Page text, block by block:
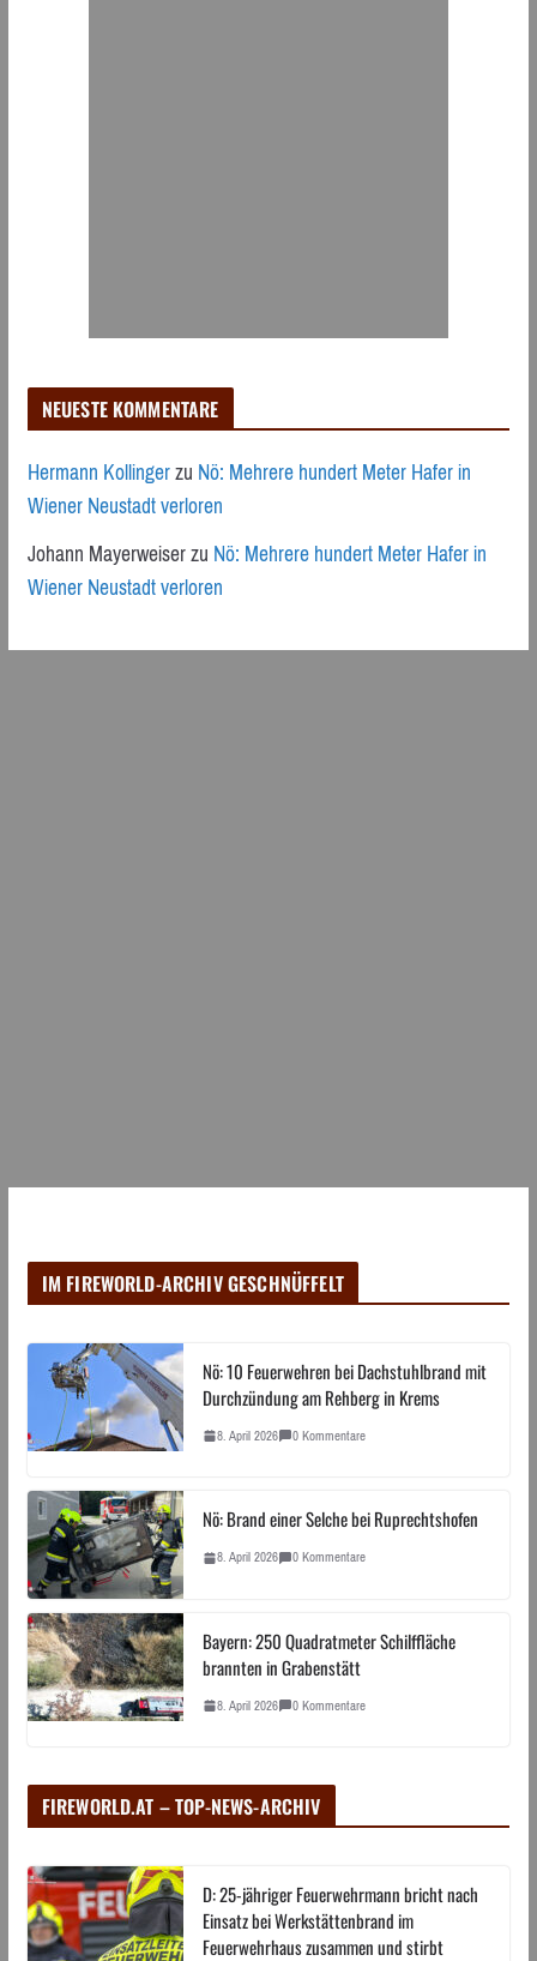
NEUESTE KOMMENTARE
Hermann KollingerzuNö: Mehrere hundert Meter Hafer in
Wiener Neustadt verloren
Johann MayerweiserzuNö: Mehrere hundert Meter Hafer in
Wiener Neustadt verloren
IM FIREWORLD-ARCHIV GESCHNÜFFELT
Nö: 10 Feuerwehren bei Dachstuhlbrand mit
Durchzündung am Rehberg in Krems
8. April 2026 0 Kommentare
Nö: Brand einer Selche bei Ruprechtshofen
8. April 2026 0 Kommentare
Bayern: 250 Quadratmeter Schilffläche
brannten in Grabenstätt
8. April 2026 0 Kommentare
FIREWORLD.AT – TOP-NEWS-ARCHIV
D: 25-jähriger Feuerwehrmann bricht nach
Einsatz bei Werkstättenbrand im
Feuerwehrhaus zusammen und stirbt